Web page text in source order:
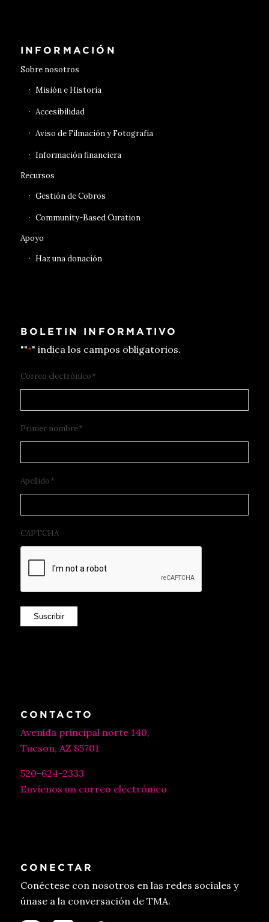
INFORMACIÓN
Sobre nosotros
Misión e Historia
Accesibilidad
Aviso de Filmación y Fotografía
Información financiera
Recursos
Gestión de Cobros
Community-Based Curation
Apoyo
Haz una donación
BOLETIN INFORMATIVO
""*" indica los campos obligatorios.
Correo electrónico*
Primer nombre*
Apellido*
CAPTCHA
Suscribir
CONTACTO
Avenida principal norte 140,
Tucson, AZ 85701
520-624-2333
Envíenos un correo electrónico
CONECTAR
Conéctese con nosotros en las redes sociales y
únase a la conversación de TMA.